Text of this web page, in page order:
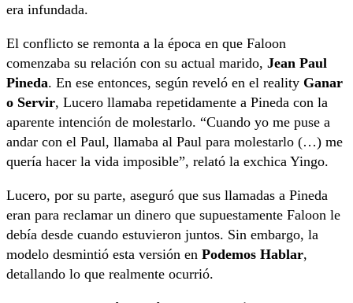
era infundada.
El conflicto se remonta a la época en que Faloon
comenzaba su relación con su actual marido, Jean Paul
Pineda. En ese entonces, según reveló en el reality Ganar
o Servir, Lucero llamaba repetidamente a Pineda con la
aparente intención de molestarlo. “Cuando yo me puse a
andar con el Paul, llamaba al Paul para molestarlo (…) me
quería hacer la vida imposible”, relató la exchica Yingo.
Lucero, por su parte, aseguró que sus llamadas a Pineda
eran para reclamar un dinero que supuestamente Faloon le
debía desde cuando estuvieron juntos. Sin embargo, la
modelo desmintió esta versión en Podemos Hablar,
detallando lo que realmente ocurrió.